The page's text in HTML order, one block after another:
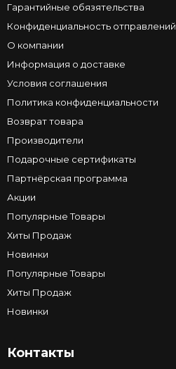
Гарантийные обязятельства
Конфиденциальность отправлений
О компании
Информация о доставке
Условия соглашения
Политика конфиденциальности
Возврат товара
Производители
Подарочные сертификаты
Партнёрская программа
Акции
Популярные Товары
Хиты Продаж
Новинки
Популярные Товары
Хиты Продаж
Новинки
Контакты